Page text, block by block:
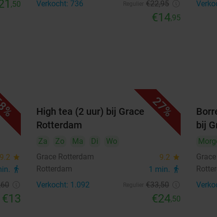
,50 Verkocht: 736 €22,95
€14,95
9.2 star
directions_walk
€13
27%
High tea (2 uur) bij Grace
Rotterdam
Za Zo Ma Di
Wo
Grace Rotterdam
9.2 star
Rotterdam 1 min. directions_walk
Verkocht: 1.092 €33,50
€24,50
bij